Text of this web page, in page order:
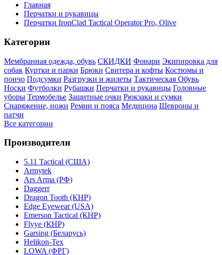
Главная
Перчатки и рукавицы
Перчатки IronClad Tactical Operator Pro, Olive
Категории
Мембранная одежда, обувь СКИДКИ Фонари Экипировка для
собак Куртки и парки Брюки Свитера и кофты Костюмы и
пончо Подсумки Разгрузки и жилеты Тактическая Обувь
Носки Футболки Рубашки Перчатки и рукавицы Головные
уборы Термобелье Защитные очки Рюкзаки и сумки
Снаряжение, ножи Ремни и пояса Медицина Шевроны и
патчи
Все категории
Производители
5.11 Tactical (США)
Armytek
Ars Arma (РФ)
Daggerr
Dragon Tooth (КНР)
Edge Eyewear (USA)
Emerson Tactical (КНР)
Flyye (КНР)
Garsing (Беларусь)
Helikon-Tex
LOWA (ФРГ)